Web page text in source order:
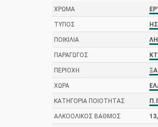
ΧΡΏΜΑ
ΤΎΠΟΣ
ΠΟΙΚΙΛΊΑ
ΠΑΡΑΓΩΓΌΣ
ΠΕΡΙΟΧΉ
ΧΏΡΑ
ΚΑΤΗΓΟΡΊΑ ΠΟΙΌΤΗΤΑΣ
ΑΛΚΟΟΛΙΚΌΣ ΒΑΘΜΌΣ